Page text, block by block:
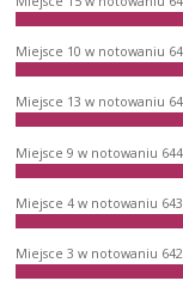
Miejsce 10 w notowaniu
Miejsce 13 w notowaniu
Miejsce 9 w notowaniu
Miejsce 4 w notowaniu
Miejsce 3 w notowaniu